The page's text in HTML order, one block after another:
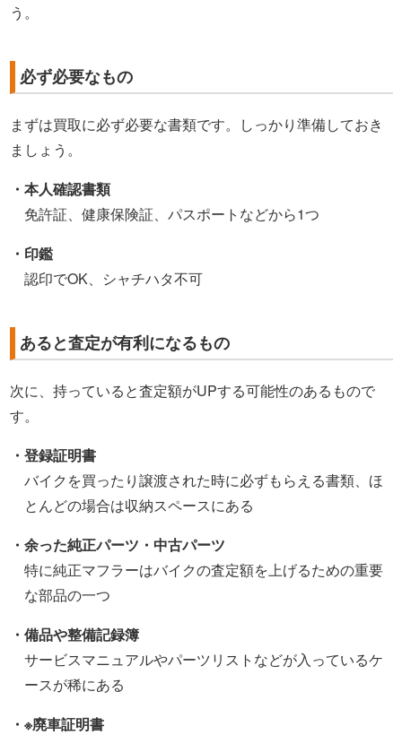
う。
必ず必要なもの
まずは買取に必ず必要な書類です。しっかり準備しておき
ましょう。
・本人確認書類
免許証、健康保険証、パスポートなどから1つ
・印鑑
認印でOK、シャチハタ不可
あると査定が有利になるもの
次に、持っていると査定額がUPする可能性のあるもので
す。
・登録証明書
バイクを買ったり譲渡された時に必ずもらえる書類、ほ
とんどの場合は収納スペースにある
・余った純正パーツ・中古パーツ
特に純正マフラーはバイクの査定額を上げるための重要
な部品の一つ
・備品や整備記録簿
サービスマニュアルやパーツリストなどが入っているケ
ースが稀にある
・※廃車証明書